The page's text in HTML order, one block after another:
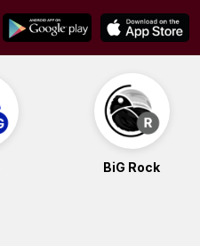
BiG Rock